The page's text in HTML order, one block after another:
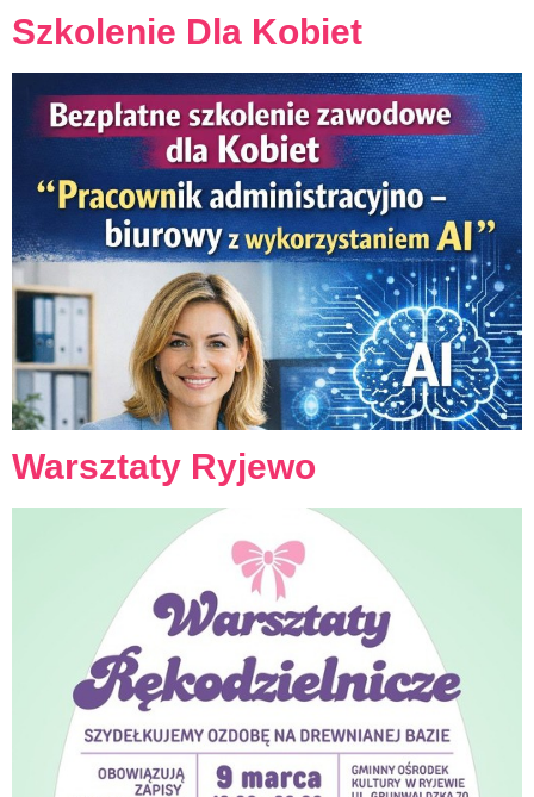
Szkolenie Dla Kobiet
Warsztaty Ryjewo